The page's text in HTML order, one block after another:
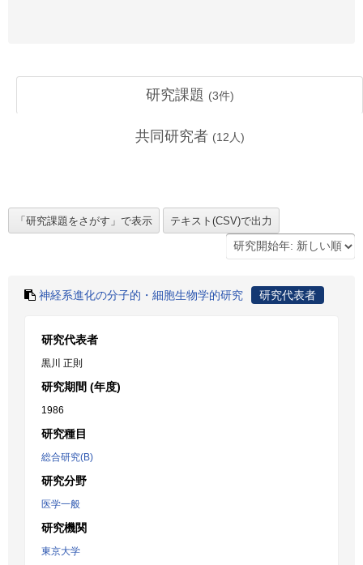
研究課題 (3件)
共同研究者 (12 人)
神経系進化の分子的・細胞生物学的研究 研究代表者
研究代表者
黒川 正則
研究期間 (年度)
1986
研究種目
総合研究(B)
研究分野
医学一般
研究機関
東京大学